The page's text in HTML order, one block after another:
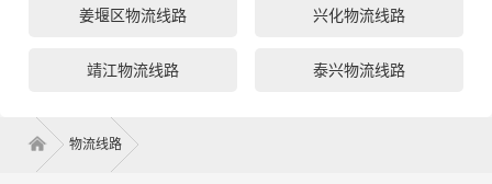
姜堰区物流线路 兴化物流线路
靖江物流线路 泰兴物流线路
物流线路